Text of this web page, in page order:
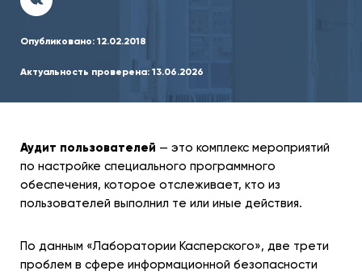
Опубликовано: 12.02.2018
Актуальность проверена: 13.06.2026
Аудит пользователей — это комплекс мероприятий
по настройке специального программного
обеспечения, которое отслеживает, кто из
пользователей выполнил те или иные действия.
По данным «Лаборатории Касперского», две трети
проблем в сфере информационной безопасности